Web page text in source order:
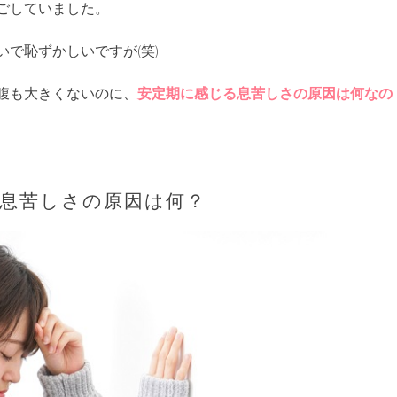
ていました。
で恥ずかしいですが(笑)
大きくないのに、 安定期に感じる息苦しさの原因は何なの
苦しさの原因は何？